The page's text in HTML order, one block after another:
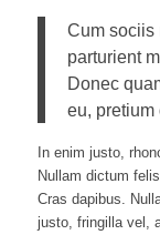
Cum sociis
parturient
Donec
eu, pretium
In enim justo,
Nullam dictum
Cras dapibus.
justo, fringilla vel,